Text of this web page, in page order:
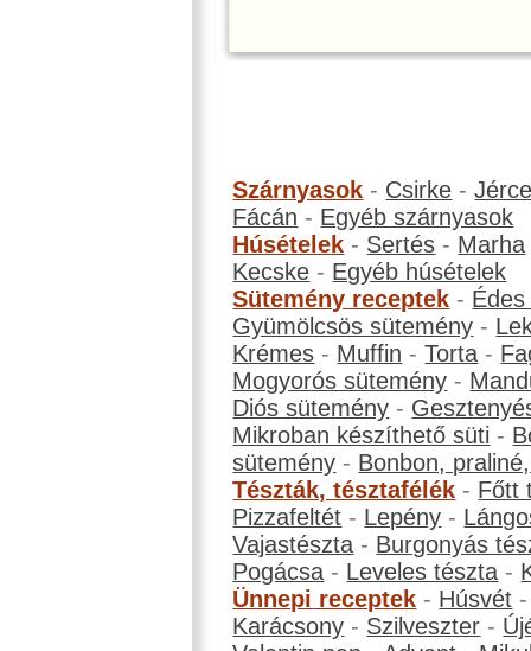
Szárnyasok - Csirke -
Fácán - Egyéb szárnyasok
Húsételek - Sertés - Marha
Kecske - Egyéb húsételek
Sütemény receptek -
Gyümölcsös sütemény -
Krémes - Muffin -Torta -
Mogyorós sütemény -
Diós sütemény -
Mikroban készíthető süti -
sütemény - Bonbon,
Tészták, tésztafélék - Főtt
Pizzafeltét - Lepény -
Vajastészta - Burgonyás
Pogácsa - Leveles tészta -
Ünnepi receptek - Húsvét
Karácsony - Szilveszter -